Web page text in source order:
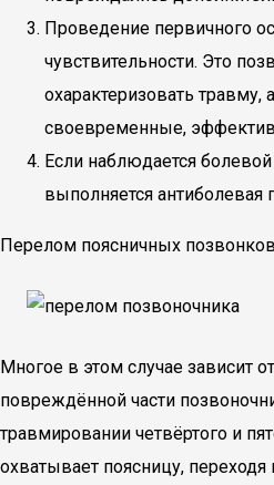
Проведение первичного
чувствительности. Это
охарактеризовать травму,
своевременные,
Если наблюдается
выполняется антиболевая
Перелом поясничных позвонков
Многое в этом случае зависит
повреждённой части
травмировании четвёртого и
охватывает поясницу,